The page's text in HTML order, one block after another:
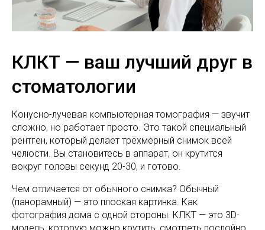
КЛКТ — ваш лучший друг в
стоматологии
Конусно-лучевая компьютерная томография — звучит
сложно, но работает просто. Это такой специальный
рентген, который делает трёхмерный снимок всей
челюсти. Вы становитесь в аппарат, он крутится
вокруг головы секунд 20-30, и готово.
Чем отличается от обычного снимка? Обычный
(панорамный) — это плоская картинка. Как
фотография дома с одной стороны. КЛКТ — это 3D-
модель, которую можно крутить, смотреть послойно,